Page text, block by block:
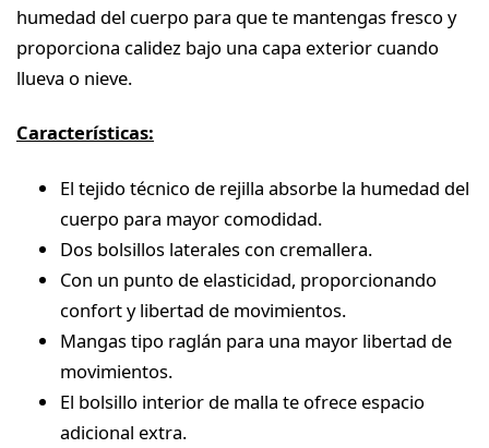
humedad del cuerpo para que te mantengas fresco y
proporciona calidez bajo una capa exterior cuando
llueva o nieve.
Características:
El tejido técnico de rejilla absorbe la humedad del
cuerpo para mayor comodidad.
Dos bolsillos laterales con cremallera.
Con un punto de elasticidad, proporcionando
confort y libertad de movimientos.
Mangas tipo raglán para una mayor libertad de
movimientos.
El bolsillo interior de malla te ofrece espacio
adicional extra.